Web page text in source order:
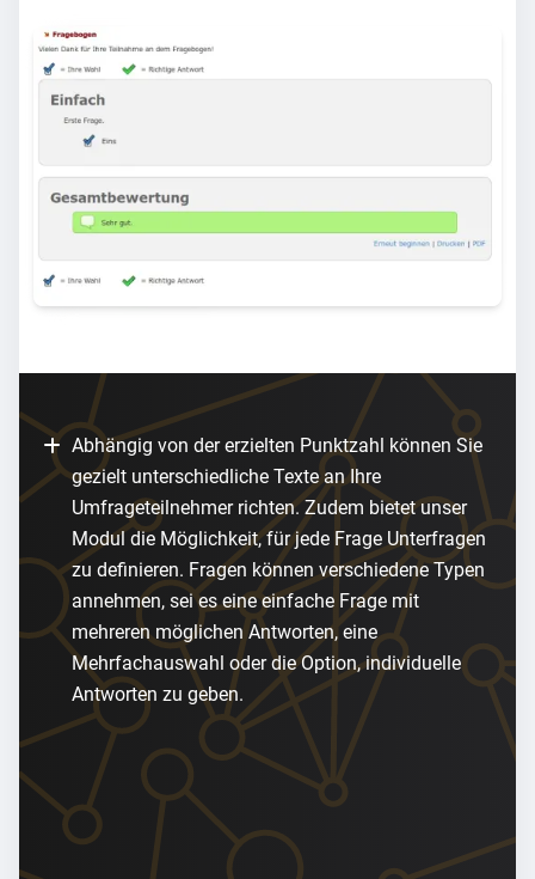
Abhängig von der erzielten Punktzahl können Sie
gezielt unterschiedliche Texte an Ihre
Umfrageteilnehmer richten. Zudem bietet unser
Modul die Möglichkeit, für jede Frage Unterfragen
zu definieren. Fragen können verschiedene Typen
annehmen, sei es eine einfache Frage mit
mehreren möglichen Antworten, eine
Mehrfachauswahl oder die Option, individuelle
Antworten zu geben.